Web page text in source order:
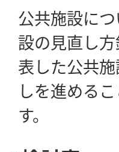
公共施設に
設の見直し
表した公共
しを進める
す。